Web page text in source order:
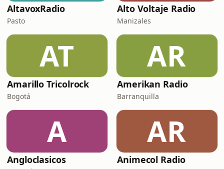
AltavoxRadio
Pasto
Alto Voltaje Radio
Manizales
AT
Amarillo Tricolrock
Bogotá
AR
Amerikan Radio
Barranquilla
A
Angloclasicos
AR
Animecol Radio